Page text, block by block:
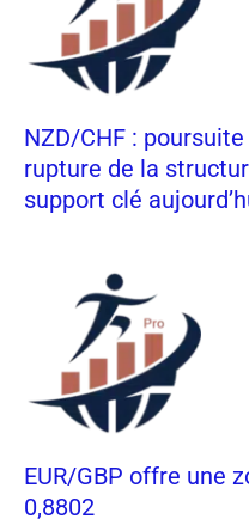
NZD/CHF :
rupture de la
support clé
EUR/GBP offre une
0,8802